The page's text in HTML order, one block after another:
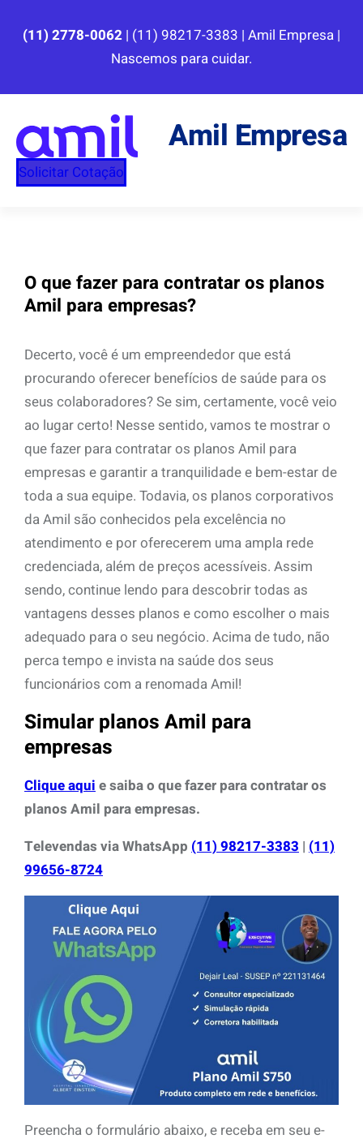
para(11) 2778-0062 | (11) 98217-3383 | Amil Empresa |
Nascemos para cuidar.
Amil Empresa
Solicitar Cotação
O que fazer para contratar os planos
Amil para empresas?
Decerto, você é um empreendedor que está
procurando oferecer benefícios de saúde para os
seus colaboradores? Se sim, certamente, você veio
ao lugar certo! Nesse sentido, vamos te mostrar o
que fazer para contratar os planos Amil para
empresas e garantir a tranquilidade e bem-estar de
toda a sua equipe. Todavia, os planos corporativos
da Amil são conhecidos pela excelência no
atendimento e por oferecerem uma ampla rede
credenciada, além de preços acessíveis. Assim
sendo, continue lendo para descobrir todas as
vantagens desses planos e como escolher o mais
adequado para o seu negócio. Acima de tudo, não
perca tempo e invista na saúde dos seus
funcionários com a renomada Amil!
Simular planos Amil para
empresas
Clique aqui e saiba o que fazer para contratar os
planos Amil para empresas.
Televendas via WhatsApp (11) 98217-3383 | (11)
99656-8724
Preencha o formulário abaixo, e receba em seu e-